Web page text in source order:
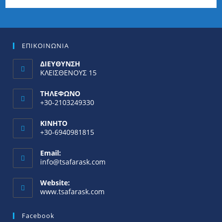
ΕΠΙΚΟΙΝΩΝΙΑ
ΔΙΕΥΘΥΝΣΗ
ΚΛΕΙΣΘΕΝΟΥΣ 15
ΤΗΛΕΦΩΝΟ
+30-2103249330
ΚΙΝΗΤΟ
+30-6940981815
Email:
info@tsafarask.com
Website:
www.tsafarask.com
Facebook